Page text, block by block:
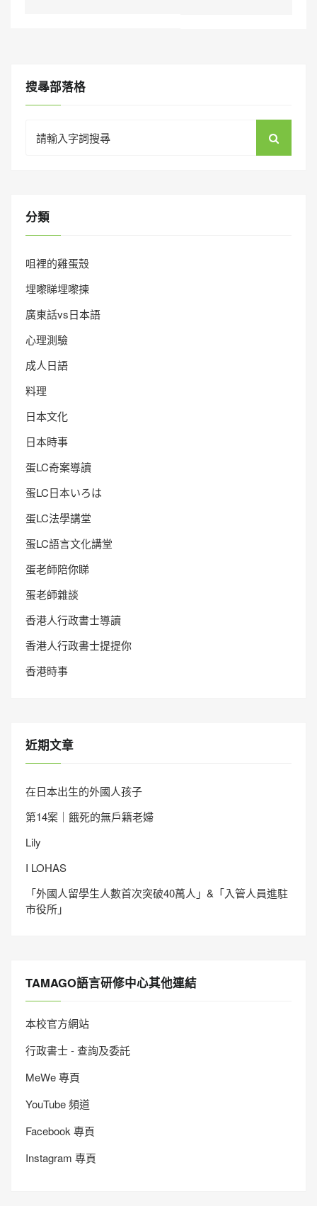
搜㝷部落格
for:
分類
咀裡的雞蛋殼
埋嚟睇埋嚟揀
廣東話vs日本語
心理測驗
成人日語
料理
日本文化
日本時事
蛋LC奇案導讀
蛋LC日本いろは
蛋LC法學講堂
蛋LC語言文化講堂
蛋老師陪你睇
蛋老師雜談
香港人行政書士導讀
香港人行政書士提提你
香港時事
近期文章
在日本出生的外國人孩子
第14案｜餓死的無戶籍老婦
Lily
I LOHAS
「外國人留學生人數首次突破40萬人」&「入管人員進駐
市役所」
TAMAGO語言研修中心其他連結
本校官方網站
行政書士 - 查詢及委託
MeWe 專頁
YouTube 頻道
Facebook 專頁
Instagram 專頁